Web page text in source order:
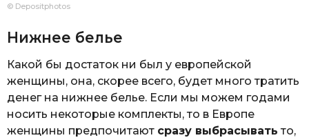
© Depositphotos
Нижнее белье
Какой бы достаток ни был у европейской
женщины, она, скорее всего, будет много тратить
денег на нижнее белье. Если мы можем годами
носить некоторые комплекты, то в Европе
женщины предпочитают сразу выбрасывать то,